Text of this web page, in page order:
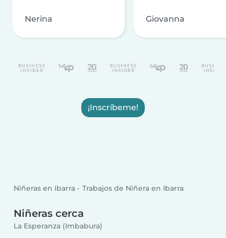
Nerina Giovanna
¡Inscríbeme!
Niñeras en Ibarra Trabajos de Niñera en Ibarra
Niñeras cerca
La Esperanza (Imbabura)